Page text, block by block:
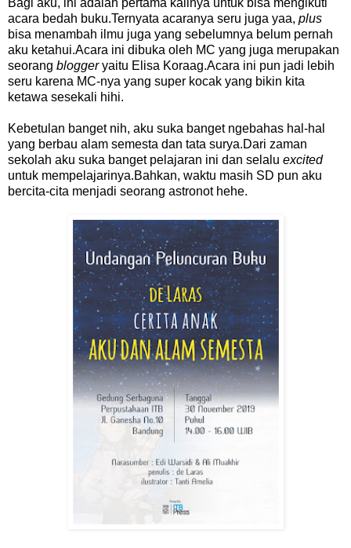
Bagi aku, ini adalah pertama kalinya untuk bisa mengikuti
acara bedah buku.Ternyata acaranya seru juga yaa, plus
bisa menambah ilmu juga yang sebelumnya belum pernah
aku ketahui.Acara ini dibuka oleh MC yang juga merupakan
seorang bloggeryaitu Elisa Koraag.Acara ini pun jadi lebih
seru karena MC-nya yang super kocak yang bikin kita
ketawa sesekali hihi.
Kebetulan banget nih, aku suka banget ngebahas hal-hal
yang berbau alam semesta dan tata surya.Dari zaman
sekolah aku suka banget pelajaran ini dan selalu excited
untuk mempelajarinya.Bahkan, waktu masih SD pun aku
bercita-cita menjadi seorang astronot hehe.